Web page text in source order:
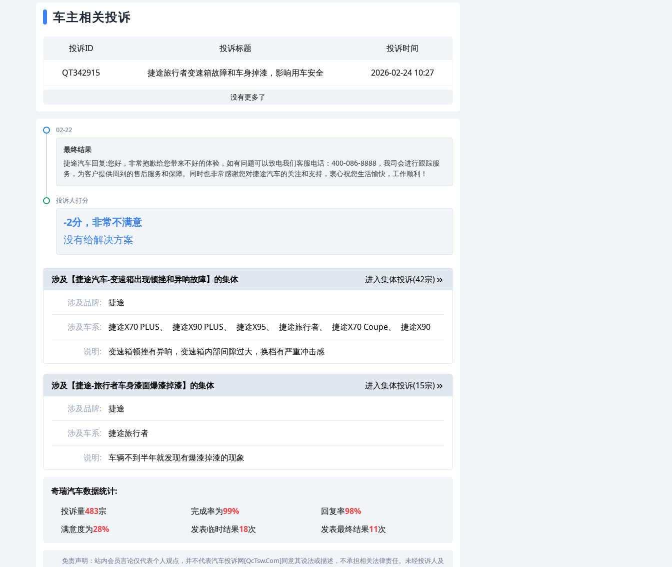
车主相关投诉
投诉ID 投诉标题 投诉时间
QT342915 捷途旅行者变速箱故障和车身掉漆，影响用车安全 2026-02-24 10:27
没有更多了
02-22
最终结果
捷途汽车回复:您好，非常抱歉给您带来不好的体验，如有问题可以致电我们客服电话：400-086-8888，我司会进行跟踪服
务，为客户提供周到的售后服务和保障。同时也非常感谢您对捷途汽车的关注和支持，衷心祝您生活愉快，工作顺利！
投诉人打分
-2分，非常不满意
没有给解决方案
涉及【捷途汽车-变速箱出现顿挫和异响故障】的集体 进入集体投诉(42宗)
涉及品牌: 捷途
涉及车系: 捷途X70 PLUS、 捷途X90 PLUS、 捷途X95、 捷途旅行者、 捷途X70 Coupe、 捷途X90
说明: 变速箱顿挫有异响，变速箱内部间隙过大，换档有严重冲击感
涉及【捷途-旅行者车身漆面爆漆掉漆】的集体 进入集体投诉(15宗)
涉及品牌: 捷途
涉及车系: 捷途旅行者
说明: 车辆不到半年就发现有爆漆掉漆的现象
奇瑞汽车数据统计:
投诉量483宗 完成率为99% 回复率98%
满意度为28% 发表临时结果18次 发表最终结果11次
免责声明：站内会员言论仅代表个人观点，并不代表汽车投诉网[QcTsw.Com]同意其说法或描述，不承担相关法律责任。未经投诉人及